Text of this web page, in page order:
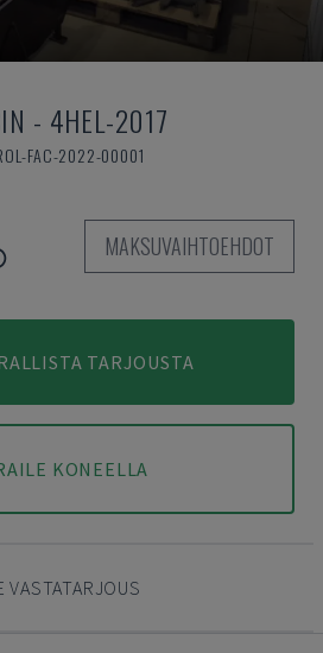
- 4HEL-2017
FAC-2022-00001
MAKSUVAIHTOEHDOT
TARJOUSTA
KONEELLA
VASTATARJOUS